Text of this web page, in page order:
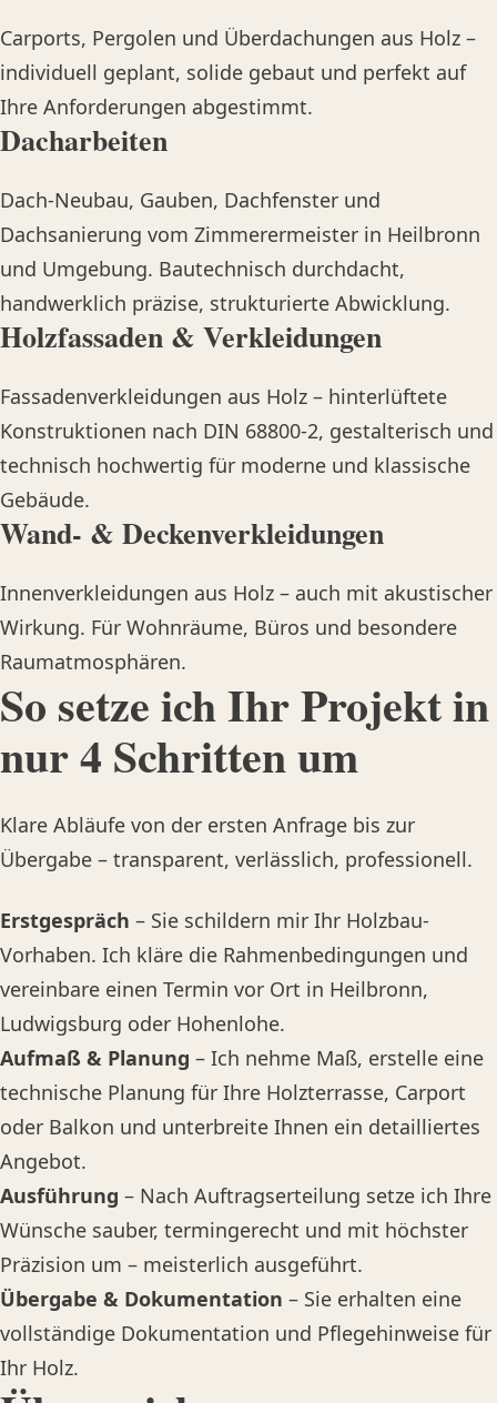
Carports, Pergolen und Überdachungen aus Holz –
individuell geplant, solide gebaut und perfekt auf
Ihre Anforderungen abgestimmt.
Dacharbeiten
Dach-Neubau, Gauben, Dachfenster und
Dachsanierung vom Zimmerermeister in Heilbronn
und Umgebung. Bautechnisch durchdacht,
handwerklich präzise, strukturierte Abwicklung.
Holzfassaden & Verkleidungen
Fassadenverkleidungen aus Holz – hinterlüftete
Konstruktionen nach DIN 68800-2, gestalterisch und
technisch hochwertig für moderne und klassische
Gebäude.
Wand- & Deckenverkleidungen
Innenverkleidungen aus Holz – auch mit akustischer
Wirkung. Für Wohnräume, Büros und besondere
Raumatmosphären.
So setze ich Ihr Projekt in
nur 4 Schritten um
Klare Abläufe von der ersten Anfrage bis zur
Übergabe – transparent, verlässlich, professionell.
Erstgespräch – Sie schildern mir Ihr Holzbau-
Vorhaben. Ich kläre die Rahmenbedingungen und
vereinbare einen Termin vor Ort in Heilbronn,
Ludwigsburg oder Hohenlohe.
Aufmaß & Planung – Ich nehme Maß, erstelle eine
technische Planung für Ihre Holzterrasse, Carport
oder Balkon und unterbreite Ihnen ein detailliertes
Angebot.
Ausführung – Nach Auftragserteilung setze ich Ihre
Wünsche sauber, termingerecht und mit höchster
Präzision um – meisterlich ausgeführt.
Übergabe & Dokumentation – Sie erhalten eine
vollständige Dokumentation und Pflegehinweise für
Ihr Holz.